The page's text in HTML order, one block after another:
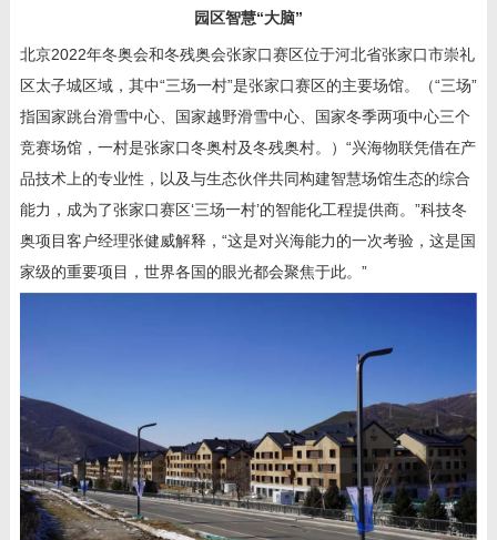
园区智慧“大脑”
北京2022年冬奥会和冬残奥会张家口赛区位于河北省张家口市崇礼
区太子城区域，其中“三场一村”是张家口赛区的主要场馆。（“三场”
指国家跳台滑雪中心、国家越野滑雪中心、国家冬季两项中心三个
竞赛场馆，一村是张家口冬奥村及冬残奥村。）“兴海物联凭借在产
品技术上的专业性，以及与生态伙伴共同构建智慧场馆生态的综合
能力，成为了张家口赛区‘三场一村’的智能化工程提供商。”科技冬
奥项目客户经理张健威解释，“这是对兴海能力的一次考验，这是国
家级的重要项目，世界各国的眼光都会聚焦于此。”